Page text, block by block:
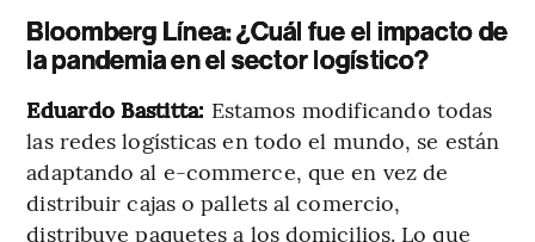
Bloomberg Línea: ¿Cuál fue el impacto de
la pandemia en el sector logístico?
Eduardo Bastitta: Estamos modificando todas
las redes logísticas en todo el mundo, se están
adaptando al e-commerce, que en vez de
distribuir cajas o pallets al comercio,
distribuye paquetes a los domicilios. Lo que